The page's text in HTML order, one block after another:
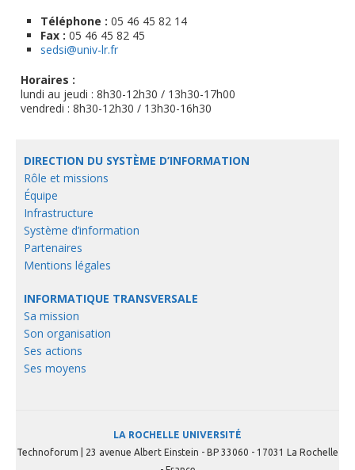
Téléphone : 05 46 45 82 14
Fax : 05 46 45 82 45
sedsi@univ-lr.fr
Horaires :
lundi au jeudi : 8h30-12h30 / 13h30-17h00
vendredi : 8h30-12h30 / 13h30-16h30
DIRECTION DU SYSTÈME D’INFORMATION
Rôle et missions
Équipe
Infrastructure
Système d’information
Partenaires
Mentions légales
INFORMATIQUE TRANSVERSALE
Sa mission
Son organisation
Ses actions
Ses moyens
LA ROCHELLE UNIVERSITÉ
Technoforum | 23 avenue Albert Einstein - BP 33060 - 17031 La Rochelle